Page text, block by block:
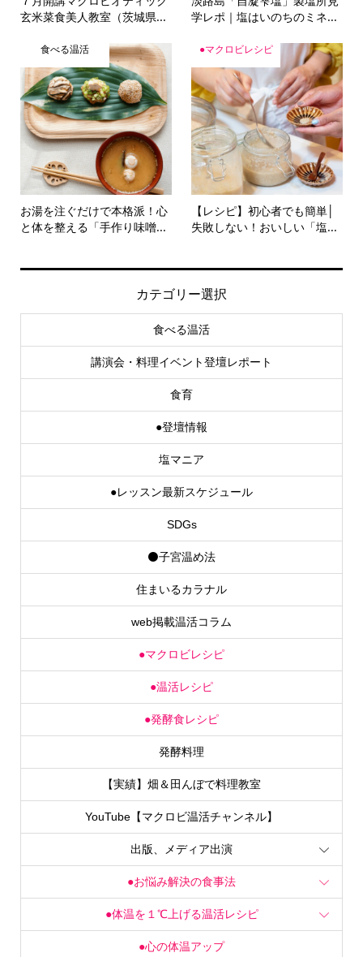
お湯を注ぐだけで本格派！心
と体を整える「手作り味噌...
【レシピ】初心者でも簡単│
失敗しない！おいしい「塩...
食べる温活
講演会・料理イベント登壇レポート
食育
●登壇情報
塩マニア
●レッスン最新スケジュール
SDGs
⚫子宮温め法
住まいるカラナル
web掲載温活コラム
●マクロビレシピ
●温活レシピ
●発酵食レシピ
発酵料理
【実績】畑＆田んぼで料理教室
YouTube【マクロビ温活チャンネル】
出版、メディア出演
●お悩み解決の食事法
●体温を１℃上げる温活レシピ
●心の体温アップ